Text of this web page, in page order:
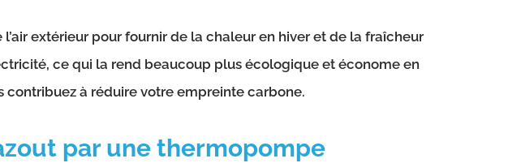
extérieur pour fournir de la chaleur en hiver et de la fraîcheur
ce qui la rend beaucoup plus écologique et économe en
à réduire votre empreinte carbone.
par une thermopompe